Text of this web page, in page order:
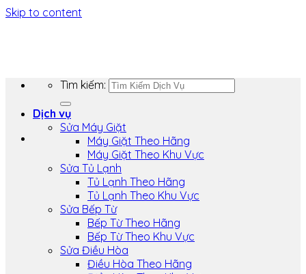
Skip to content
Tìm kiếm:
Dịch vụ
Sửa Máy Giặt
Máy Giặt Theo Hãng
Máy Giặt Theo Khu Vực
Sửa Tủ Lạnh
Tủ Lạnh Theo Hãng
Tủ Lạnh Theo Khu Vực
Sửa Bếp Từ
Bếp Từ Theo Hãng
Bếp Từ Theo Khu Vực
Sửa Điều Hòa
Điều Hòa Theo Hãng